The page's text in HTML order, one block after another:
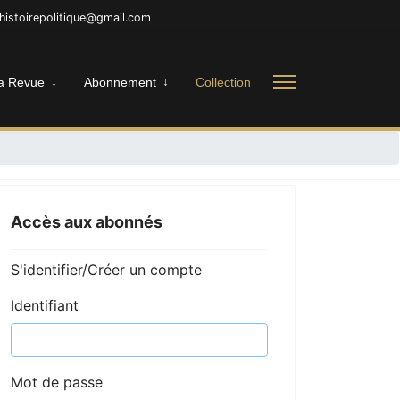
Revue Abonnement Collection
Accès aux abonnés
S'identifier/Créer un compte
Identifiant
Mot de passe